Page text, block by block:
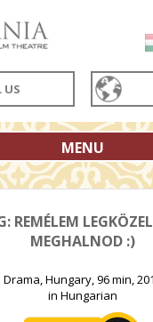
US
MENU
REMÉLEM
MEGHALNOD :)
Drama, Hungary, 96 min,
in Hungarian